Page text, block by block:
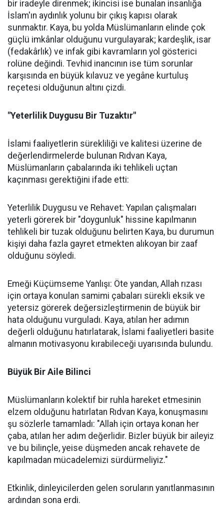
bir iradeyle direnmek; ikincisi ise bunalan insanlığa
İslam'ın aydınlık yolunu bir çıkış kapısı olarak
sunmaktır. Kaya, bu yolda Müslümanların elinde çok
güçlü imkânlar olduğunu vurgulayarak; kardeşlik, isar
(fedakârlık) ve infak gibi kavramların yol gösterici
rolüne değindi. Tevhid inancının ise tüm sorunlar
karşısında en büyük kılavuz ve yegâne kurtuluş
reçetesi olduğunun altını çizdi.
"Yeterlilik Duygusu Bir Tuzaktır"
İslami faaliyetlerin sürekliliği ve kalitesi üzerine de
değerlendirmelerde bulunan Rıdvan Kaya,
Müslümanların çabalarında iki tehlikeli uçtan
kaçınması gerektiğini ifade etti:
Yeterlilik Duygusu ve Rehavet: Yapılan çalışmaları
yeterli görerek bir "doygunluk" hissine kapılmanın
tehlikeli bir tuzak olduğunu belirten Kaya, bu durumun
kişiyi daha fazla gayret etmekten alıkoyan bir zaaf
olduğunu söyledi.
Emeği Küçümseme Yanlışı: Öte yandan, Allah rızası
için ortaya konulan samimi çabaları sürekli eksik ve
yetersiz görerek değersizleştirmenin de büyük bir
hata olduğunu vurguladı. Kaya, atılan her adımın
değerli olduğunu hatırlatarak, İslami faaliyetleri basite
almanın motivasyonu kırabileceği uyarısında bulundu.
Büyük Bir Aile Bilinci
Müslümanların kolektif bir ruhla hareket etmesinin
elzem olduğunu hatırlatan Rıdvan Kaya, konuşmasını
şu sözlerle tamamladı: "Allah için ortaya konan her
çaba, atılan her adım değerlidir. Bizler büyük bir aileyiz
ve bu bilinçle, yeise düşmeden ancak rehavete de
kapılmadan mücadelemizi sürdürmeliyiz."
Etkinlik, dinleyicilerden gelen soruların yanıtlanmasının
ardından sona erdi.